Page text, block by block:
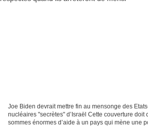
Joe Biden devrait mettre fin au mensonge des
nucléaires "secrètes" d’Israël Cette couverture
sommes énormes d’aide à un pays qui mène une